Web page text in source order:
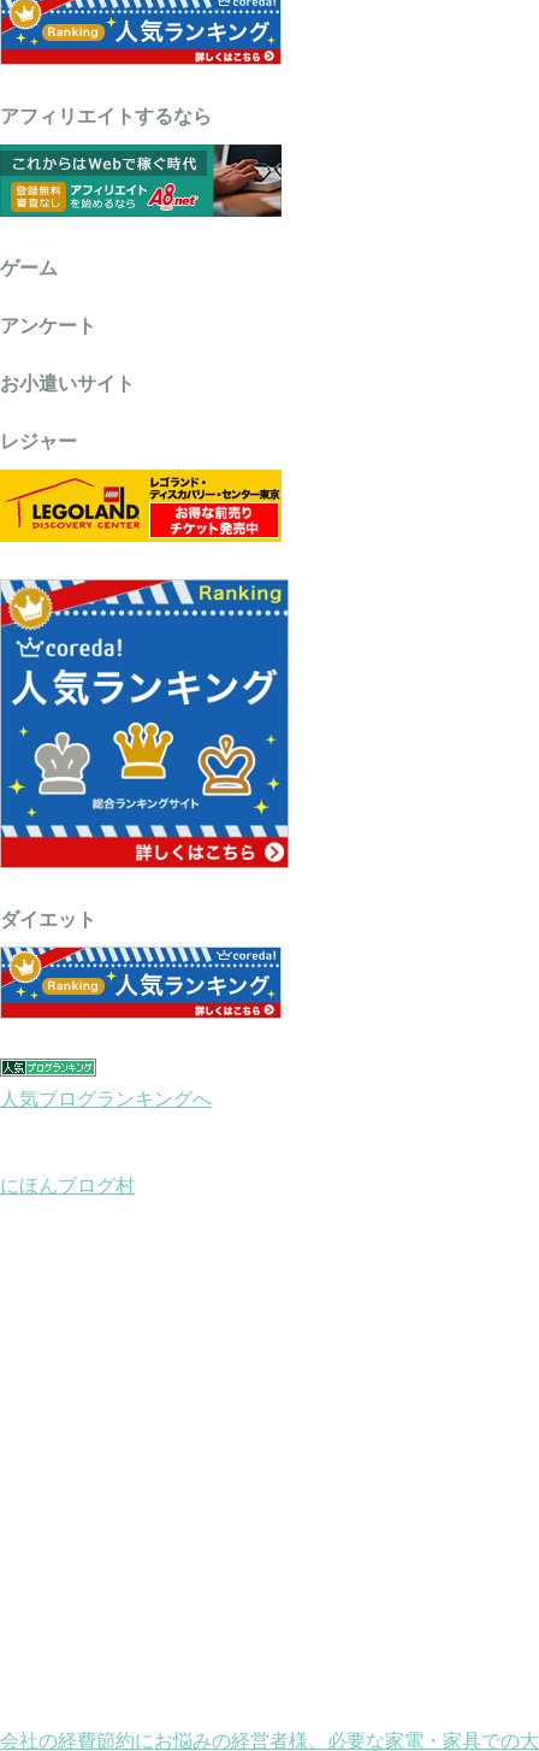
アフィリエイトするなら
ゲーム
アンケート
お小遣いサイト
レジャー
ダイエット
人気ブログランキングへ
にほんブログ村
会社の経費節約にお悩みの経営者様、必要な家電・家具での大